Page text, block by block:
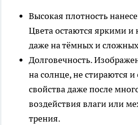
Высокая плотность
Цвета остаются яркими
даже на тёмных и
Долговечность.
на солнце, не стираются
свойства даже после
воздействия влаги или
трения.